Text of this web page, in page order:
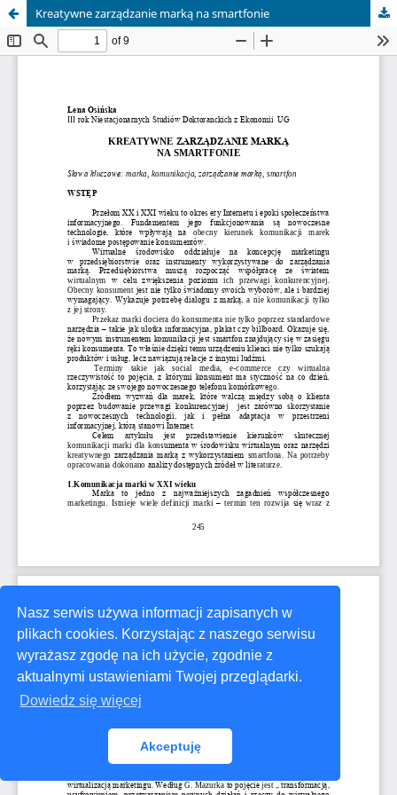
Nasz serwis używa informacji zapisanych w
plikach cookies. Korzystając z naszego serwisu
wyrażasz zgodę na ich użycie, zgodnie z
aktualnymi ustawieniami Twojej przeglądarki.
Dowiedz się więcej
Akceptuję
Kreatywne zarządzanie marką na smartfonie